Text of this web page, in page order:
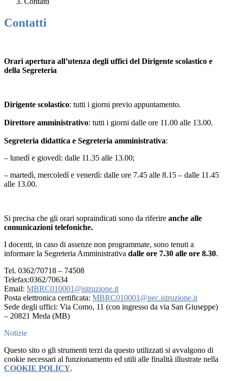
Contatti
Orari apertura all’utenza degli uffici del Dirigente scolastico e
della Segreteria
Dirigente scolastico: tutti i giorni previo appuntamento.
Direttore amministrativo: tutti i giorni dalle ore 11.00 alle 13.00.
Segreteria didattica e Segreteria amministrativa:
– lunedì e giovedì: dalle 11.35 alle 13.00;
– martedì, mercoledì e venerdì: dalle ore 7.45 alle 8.15 – dalle 11.45
alle 13.00.
Si precisa che gli orari sopraindicati sono da riferire anche alle
comunicazioni telefoniche.
I docenti, in caso di assenze non programmate, sono tenuti a
informare la Segreteria Amministrativa dalle ore 7.30 alle ore 8.30.
Tel. 0362/70718 – 74508
Telefax:0362/70634
Email: MBRC010001@istruzione.it
Posta elettronica certificata: MBRC010001@pec.istruzione.it
Sede degli uffici: Via Como, 11 (con ingresso da via San Giuseppe)
– 20821 Meda (MB)
Notizie
Questo sito o gli strumenti terzi da questo utilizzati si avvalgono di
cookie necessari al funzionamento ed utili alle finalità illustrate nella
COOKIE POLICY.